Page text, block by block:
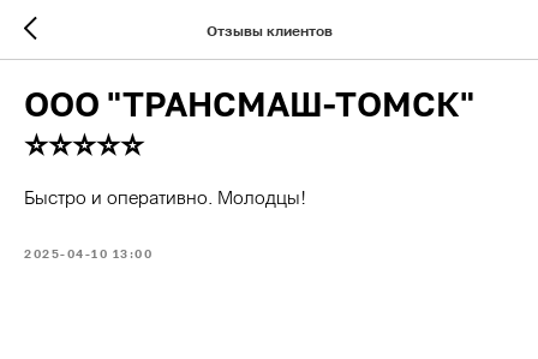
Отзывы клиентов
ООО "ТРАНСМАШ-ТОМСК"
⭐⭐⭐⭐⭐
Быстро и оперативно. Молодцы!
2025-04-10 13:00